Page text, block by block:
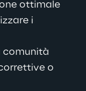
ottimale
i
comunità
o